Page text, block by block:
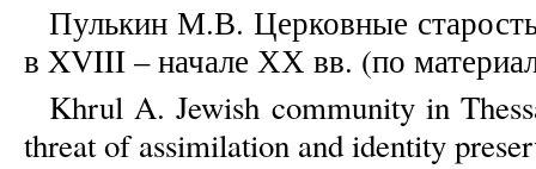
Пулькин М.В. Церковные
в XVIII – начале ХХ вв. (по
Khrul A. Jewish community in
threat of assimilation and identity